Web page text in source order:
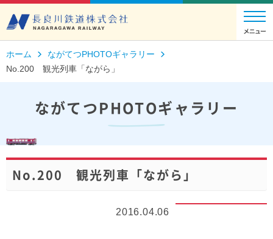
ホーム
ながてつPHOTOギャラリー
No.200 観光列車「ながら」
ながてつPHOTOギャラリー
No.200 観光列車「ながら」
2016.04.06